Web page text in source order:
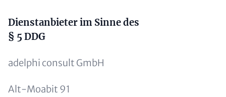
Paragraphen
Inhalt
Dienstanbieter im Sinne des
§ 5 DDG
adelphi consult GmbH
Alt-Moabit 91